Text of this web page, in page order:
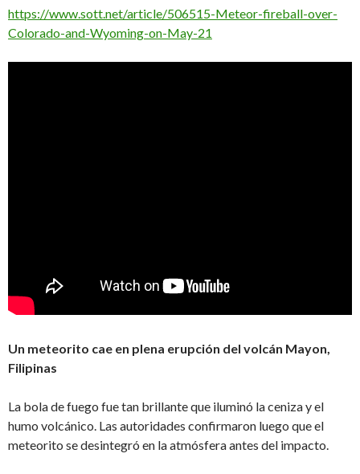
https://www.sott.net/article/506515-Meteor-fireball-over-
Colorado-and-Wyoming-on-May-21
Un meteorito cae en plena erupción del volcán Mayon,
Filipinas
La bola de fuego fue tan brillante que iluminó la ceniza y el
humo volcánico. Las autoridades confirmaron luego que el
meteorito se desintegró en la atmósfera antes del impacto.